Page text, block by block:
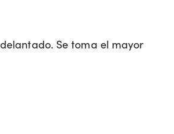
Se toma el mayor